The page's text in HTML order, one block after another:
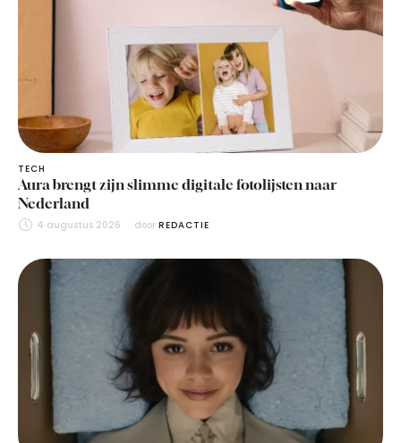
TECH
Aura brengt zijn slimme digitale fotolijsten naar
Nederland
4 augustus 2026 door REDACTIE